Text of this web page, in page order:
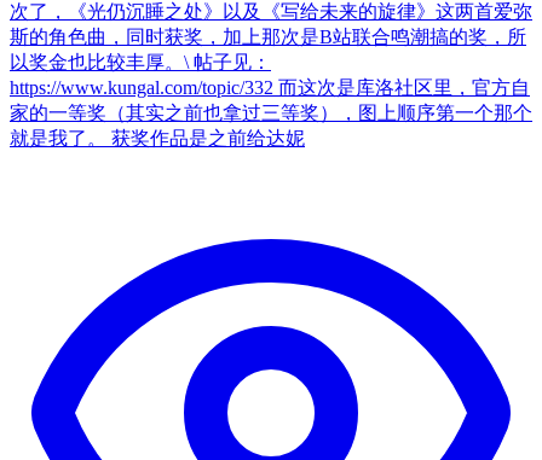
次了，《光仍沉睡之处》以及《写给未来的旋律》这两首爱弥
斯的角色曲，同时获奖，加上那次是B站联合鸣潮搞的奖，所
以奖金也比较丰厚。\ 帖子见：
https://www.kungal.com/topic/332 而这次是库洛社区里，官方自
家的一等奖（其实之前也拿过三等奖），图上顺序第一个那个
就是我了。 获奖作品是之前给达妮